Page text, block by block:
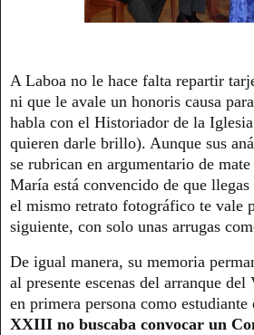
A Laboa no le hace falta repartir
ni que le avale un honoris causa
habla con el Historiador de la
quieren darle brillo). Aunque sus
se rubrican en argumentario de
María está convencido de que llegas
el mismo retrato fotográfico te vale
siguiente, con solo unas arrugas
De igual manera, su memoria
al presente escenas del arranque
en primera persona como estudiante
XXIII no buscaba convocar un